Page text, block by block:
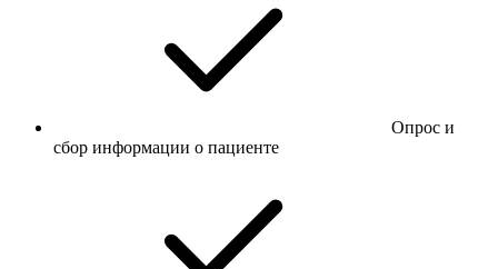
Опрос и
сбор информации о пациенте